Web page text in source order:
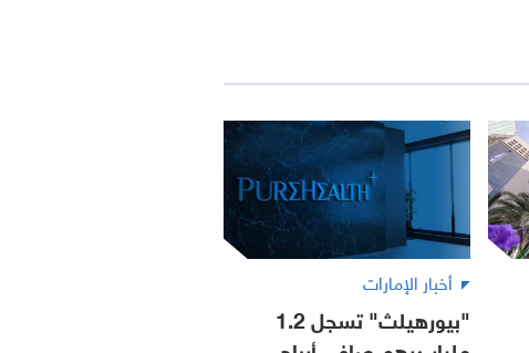
أخبار الإمارات
"بيورهيلث" تسجل 1.2